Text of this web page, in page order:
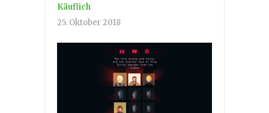
Käuflich
25. Oktober 2018